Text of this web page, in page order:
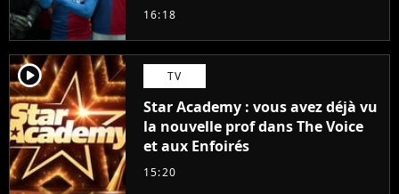
16:18
player2 TV
Star Academy : vous avez déjà vu
la nouvelle prof dans The Voice
et aux Enfoirés
15:20